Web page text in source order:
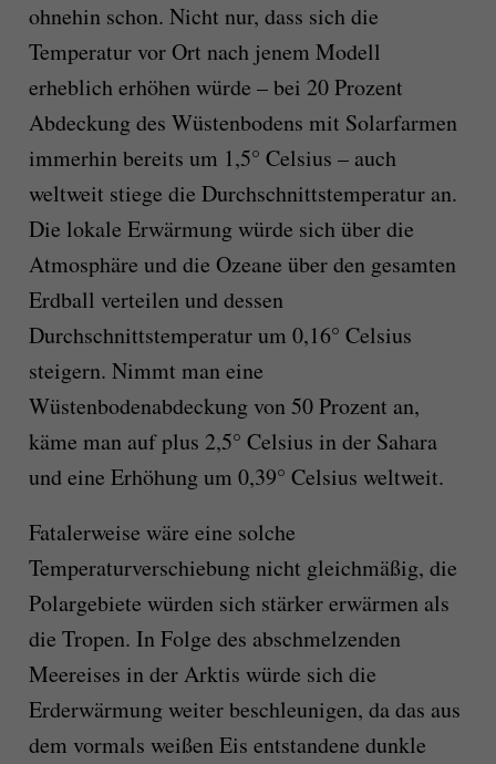
ohnehin schon. Nicht nur, dass sich die
Temperatur vor Ort nach jenem Modell
erheblich erhöhen würde – bei 20 Prozent
Abdeckung des Wüstenbodens mit Solarfarmen
immerhin bereits um 1,5° Celsius – auch
weltweit stiege die Durchschnittstemperatur an.
Die lokale Erwärmung würde sich über die
Atmosphäre und die Ozeane über den gesamten
Erdball verteilen und dessen
Durchschnittstemperatur um 0,16° Celsius
steigern. Nimmt man eine
Wüstenbodenabdeckung von 50 Prozent an,
käme man auf plus 2,5° Celsius in der Sahara
und eine Erhöhung um 0,39° Celsius weltweit.
Fatalerweise wäre eine solche
Temperaturverschiebung nicht gleichmäßig, die
Polargebiete würden sich stärker erwärmen als
die Tropen. In Folge des abschmelzenden
Meereises in der Arktis würde sich die
Erderwärmung weiter beschleunigen, da das aus
dem vormals weißen Eis entstandene dunkle